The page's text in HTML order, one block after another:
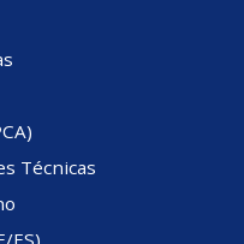
Técnicas
ES)